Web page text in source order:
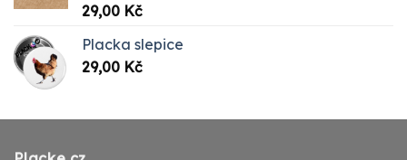
Hodnocení
5.00
29,00 Kč
Placka slepice
29,00 Kč